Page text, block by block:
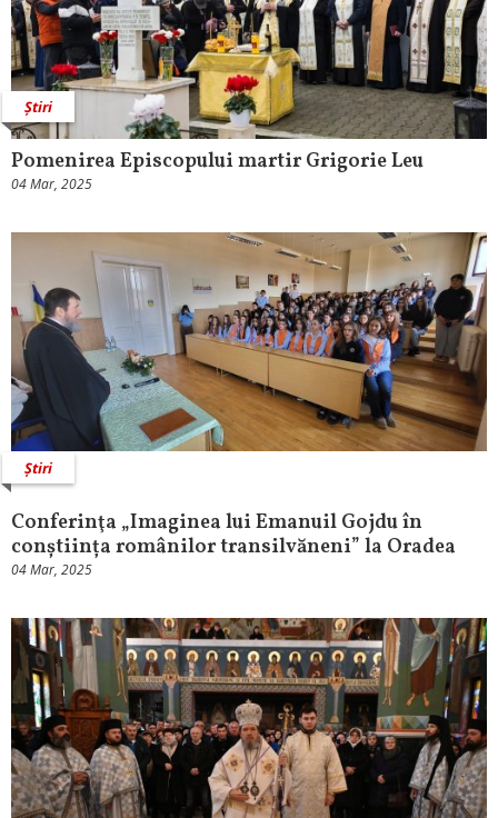
Știri
Pomenirea Episcopului martir Grigorie Leu
04 Mar, 2025
Știri
Conferinţa „Imaginea lui Emanuil Gojdu în
conștiința românilor transilvăneni” la Oradea
04 Mar, 2025